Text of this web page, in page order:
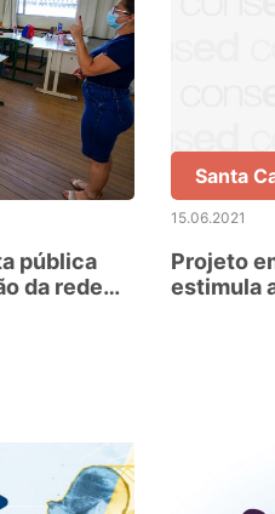
pública
da rede
Santa
15.06.2021
Projeto
estimula